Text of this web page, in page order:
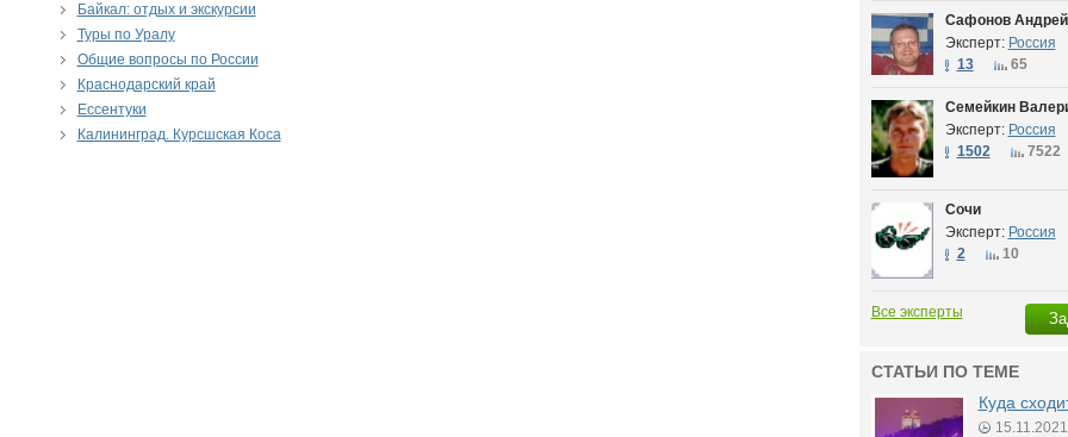
Байкал: отдых и экскурсии
Туры по Уралу
Общие вопросы по России
Краснодарский край
Ессентуки
Калининград. Курсшская Коса
Сафонов Андрей
Эксперт: Россия
13
65
Семейкин
Эксперт: Россия
1502
7522
Сочи
Эксперт: Россия
2
10
Все эксперты
СТАТЬИ ПО ТЕМЕ
Куда
15.11.2021